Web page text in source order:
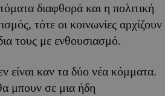
διαφθορά και η πολιτική
τότε οι κοινωνίες αρχίζουν
τους με ενθουσιασμό.
είναι καν τα δύο νέα κόμματα.
μπουν σε μια ήδη